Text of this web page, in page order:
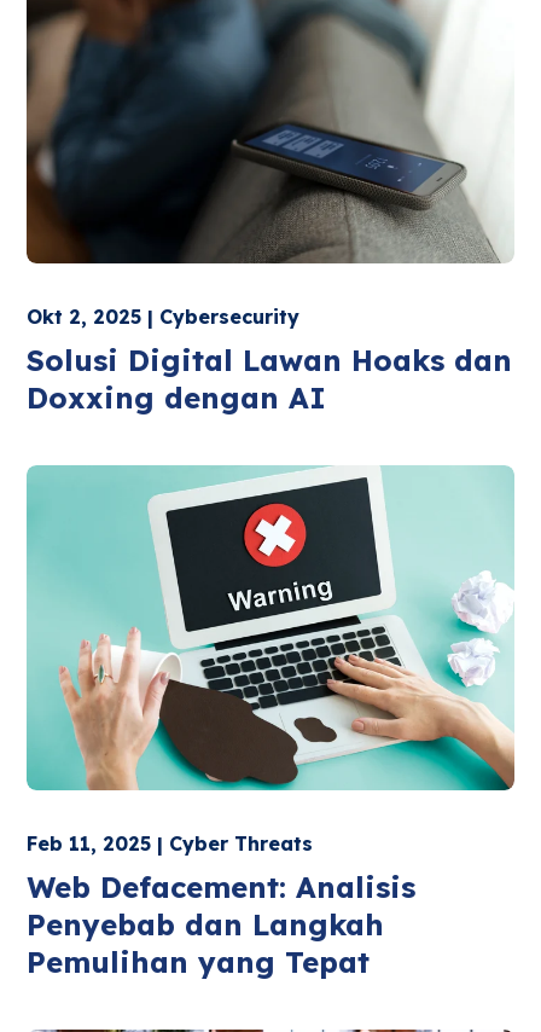
Okt 2, 2025 | Cybersecurity
Solusi Digital Lawan Hoaks dan
Doxxing dengan AI
Feb 11, 2025 | Cyber Threats
Web Defacement: Analisis
Penyebab dan Langkah
Pemulihan yang Tepat